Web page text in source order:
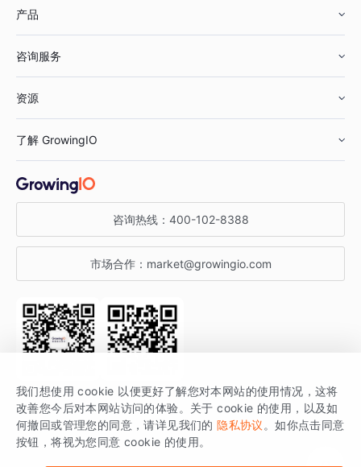
鞋服行业
汽车行业
金融行业
产品
智能运营
获客分析
咨询服务
资源
增长公开课
增长博客
开发者文档
SDK 文档
场景指南
了解 GrowingIO
关于 GrowingIO
增长大会
行业活动
咨询热线： 400-102-8388
市场合作： market@growingio.com
关注公众号 获取更多干货
GrowingIO 是专注于数据智能分析与增长的品牌，核心平台为 GrowingIO
分析云。
我们想使用 cookie 以便更好了解您对本网站的使用情况，这将
改善您今后对本网站访问的体验。关于 cookie 的使用，以及如
何撤回或管理您的同意，请详见我们的 隐私协议 。如你点击同意
按钮，将视为您同意 cookie 的使用。